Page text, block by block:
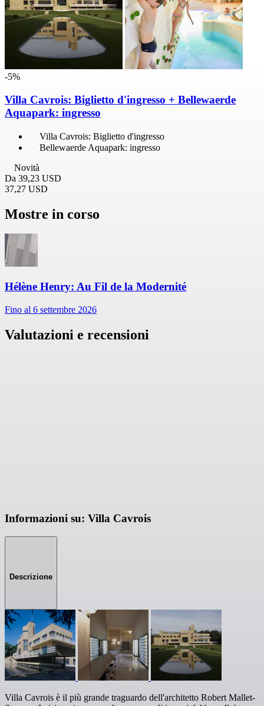
-5%
Villa Cavrois: Biglietto d'ingresso + Bellewaerde
Aquapark: ingresso
Villa Cavrois: Biglietto d'ingresso
Bellewaerde Aquapark: ingresso
Novità
Da 39,23 USD
37,27 USD
Mostre in corso
Hélène Henry: Au Fil de la Modernité
Fino al 6 settembre 2026
Valutazioni e recensioni
Informazioni su: Villa Cavrois
Descrizione
Villa Cavrois è il più grande traguardo dell'architetto Robert Mallet-